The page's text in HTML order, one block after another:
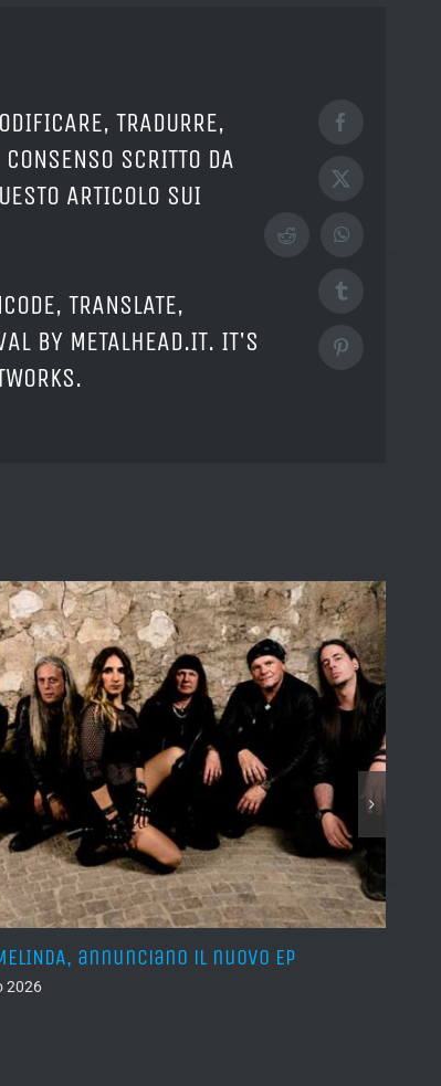
TRADURRE,
SCRITTO DA
ARTICOLO SUI
TRANSLATE,
BY METALHEAD.IT. IT'S
Facebook
X
RedditWhatsApp
Tumblr
Pinterest
annunciano il nuovo EP
2026